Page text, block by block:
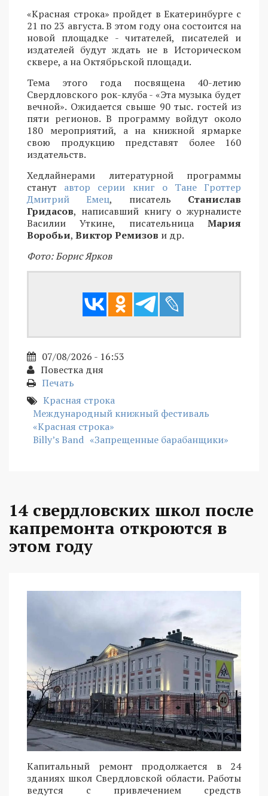
«Красная строка» пройдет в Екатеринбурге с
21 по 23 августа. В этом году она состоится на
новой площадке - читателей, писателей и
издателей будут ждать не в Историческом
сквере, а на Октябрьской площади.
Тема этого года посвящена 40-летию
Свердловского рок-клуба - «Эта музыка будет
вечной». Ожидается свыше 90 тыс. гостей из
пяти регионов. В программу войдут около
180 мероприятий, а на книжной ярмарке
свою продукцию представят более 160
издательств.
Хедлайнерами литературной программы
станут автор серии книг о Тане Гроттер
Дмитрий Емец, писатель Станислав
Гридасов, написавший книгу о журналисте
Василии Уткине, писательница Мария
Воробьи, Виктор Ремизов и др.
Фото: Борис Ярков
07/08/2026 - 16:53
Повестка дня
Печать
Красная строка
Международный книжный фестиваль
«Красная строка»
Billy’s Band «Запрещенные барабанщики»
14 свердловских школ после
капремонта откроются в
этом году
Капитальный ремонт продолжается в 24
зданиях школ Свердловской области. Работы
ведутся с привлечением средств